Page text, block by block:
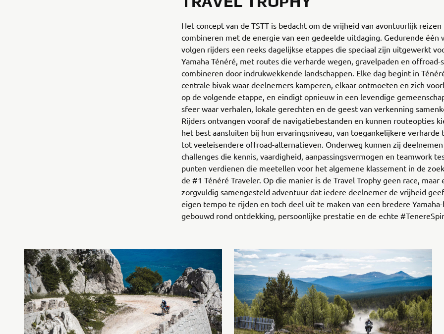
Het concept van de TSTT is bedacht om de vrijheid van avontuurlijk reizen
combineren met de energie van een gedeelde uitdaging. Gedurende één
volgen rijders een reeks dagelijkse etappes die speciaal zijn uitgewerkt
Yamaha Ténéré, met routes die verharde wegen, gravelpaden en offroad-
combineren door indrukwekkende landschappen. Elke dag begint in
centrale bivak waar deelnemers kamperen, elkaar ontmoeten en zich
op de volgende etappe, en eindigt opnieuw in een levendige
sfeer waar verhalen, lokale gerechten en de geest van verkenning
Rijders ontvangen vooraf de navigatiebestanden en kunnen routeopties
het best aansluiten bij hun ervaringsniveau, van toegankelijkere verharde
tot veeleisendere offroad-alternatieven. Onderweg kunnen zij deelnemen
challenges die kennis, vaardigheid, aanpassingsvermogen en teamwork
punten verdienen die meetellen voor het algemene klassement in de
de #1 Ténéré Traveler. Op die manier is de Travel Trophy geen race, maar
zorgvuldig samengesteld adventuur dat iedere deelnemer de vrijheid
eigen tempo te rijden en toch deel uit te maken van een bredere
gebouwd rond ontdekking, persoonlijke prestatie en de echte